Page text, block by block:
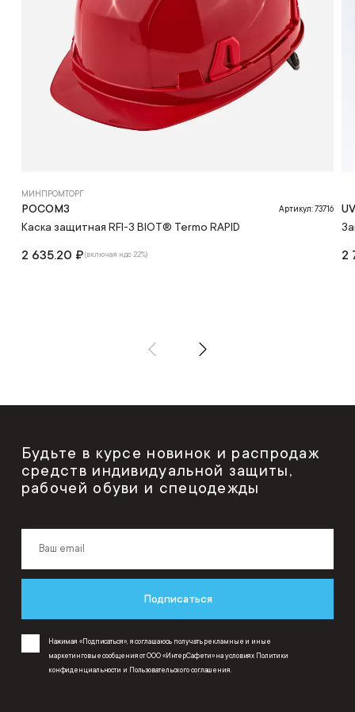
МИНПРОМТОРГ
РОСОМЗ Артикул: 73716
Каска защитная RFI-3 BIOT® Termo RAPID
2 635.20 ₽(включая ндс 22%) 2
Будьте в курсе новинок и распродаж
средств индивидуальной защиты,
рабочей обуви и спецодежды
Подписаться
Нажимая «Подписаться», я соглашаюсь получать рекламные и иные
маркетинговые сообщения от ООО «ИнтерСафети» на условиях Политики
конфиденциальности и Пользовательского соглашения.